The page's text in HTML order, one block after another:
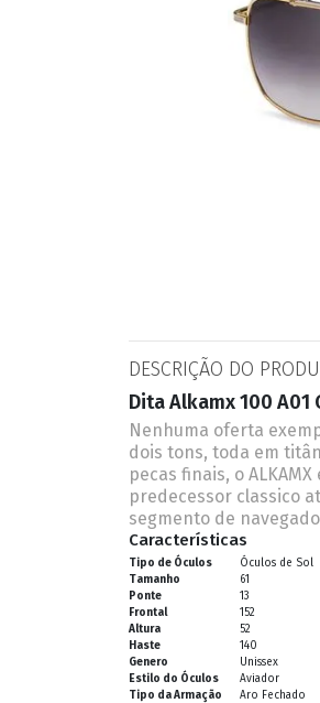
DESCRIÇÃO DO
Dita Alkamx 100
Nenhuma oferta
dois tons, toda em
pecas finais, o
predecessor classico
segmento de
Características
Tipo de Óculos
Óculos de Sol
Tamanho
61
Ponte
13
Frontal
152
Altura
52
Haste
140
Genero
Unissex
Estilo do Óculos
Aviador
Tipo da Armação
Aro Fechado